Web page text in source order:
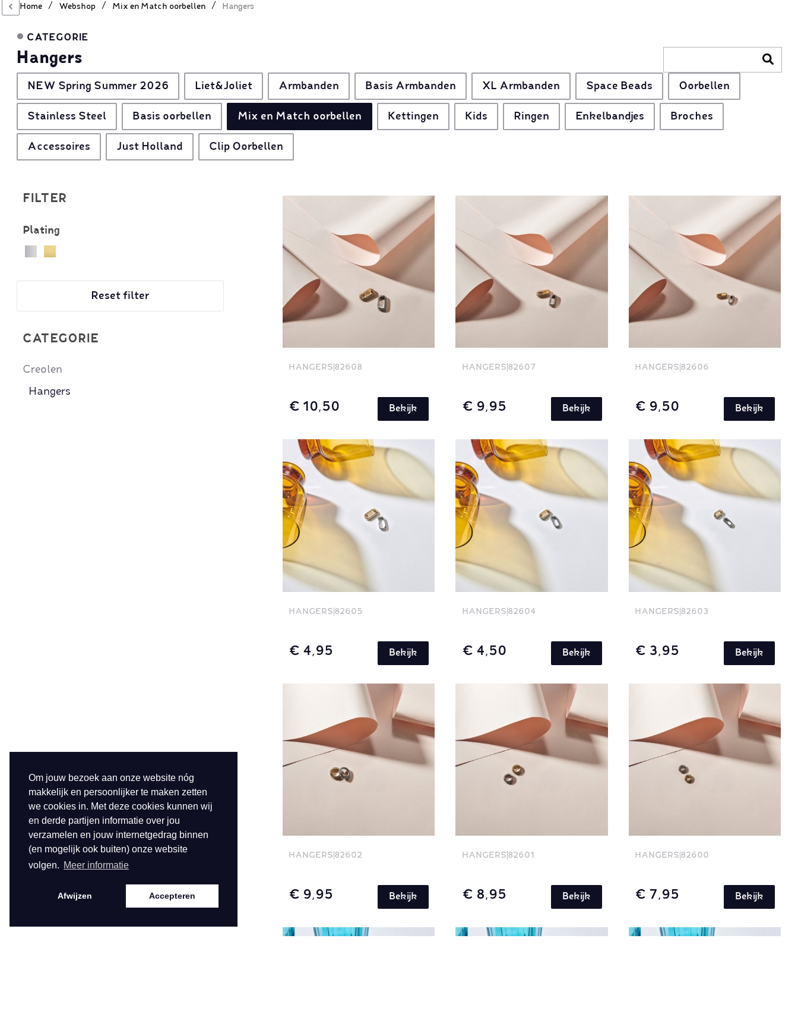
Om jouw bezoek aan onze website nóg
makkelijk en persoonlijker te maken zetten
we cookies in. Met deze cookies kunnen wij
en derde partijen informatie over jou
verzamelen en jouw internetgedrag binnen
(en mogelijk ook buiten) onze website
volgen. Meer informatie
Afwijzen Accepteren
Home / Webshop / Mix en Match oorbellen / Hangers
CATEGORIE
Hangers
NEW Spring Summer 2026 Liet&Joliet Armbanden Basis Armbanden XL Armbanden Space Beads Oorbellen
Stainless Steel Basis oorbellen Mix en Match oorbellen Kettingen Kids Ringen Enkelbandjes Broches
Accessoires Just Holland Clip Oorbellen
FILTER
Plating
Reset filter
CATEGORIE
Creolen
Hangers
HANGERS 82608
€ 10,50 Bekijk
HANGERS 82607
€ 9,95 Bekijk
HANGERS 82606
€ 9,50 Bekijk
HANGERS 82605
€ 4,95 Bekijk
HANGERS 82604
€ 4,50 Bekijk
HANGERS 82603
€ 3,95 Bekijk
HANGERS 82602
€ 9,95 Bekijk
HANGERS 82601
€ 8,95 Bekijk
HANGERS 82600
€ 7,95 Bekijk